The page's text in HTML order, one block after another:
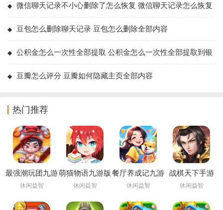
微信聊天记录不小心删除了怎么恢复 微信聊天记录怎么恢复
豆包怎么删除聊天记录 豆包怎么删除全部内容
公积金怎么一次性全部提取 公积金怎么一次性全部提取到银
豆瓣怎么评分 豆瓣如何隐藏主页全部内容
热门推荐
最强潮玩团九游
版
休闲益智
萌猫物语九游版
休闲益智
餐厅养成记九游
版
休闲益智
战棋天下手游
休闲益智